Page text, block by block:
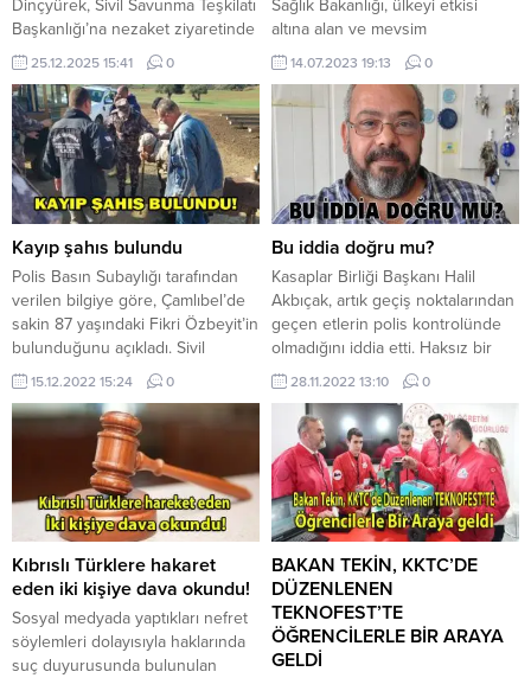
Dinçyürek, Sivil Savunma Teşkilatı
Başkanlığı’na nezaket ziyaretinde
bulundu. Ziyarette, afetlere
hazırlık, kriz yönetimi ve kurumlar
arası iş birliği konuları ele alındı.
Ziyaret sırasında konuşan Sağlık
Bakanı Dr. Hakan Dinçyürek, Sivil
Savunma Teşkilatı’nın ülkede çok
önemli bir misyona sahip
olduğunu vurgulayarak, teşkilatın
afetlere karşı toplumu hazırlama
ve...
25.12.2025 15:41 0
Sağlık Bakanlığı, ülkeyi etkisi
altına alan ve mevsim
normallerinin üzerinde seyreden
sıcaklardan korunmak amacıyla
vatandaşları mecbur kalmadıkça
sokağa çıkmamaları konusunda
uyardı. Sağlık Bakanlığı’ndan
yapılan yazılı açıklamada,
Meteoroloji Dairesi’nin
tahminlerine göre alçak basınç
sisteminin etkisi altına kalan
ülkenin hafta sonunda da sıcak
hava kütlesinin etkisi altında
kalacağına işaret edilerek, halkın
özellikle...
14.07.2023 19:13 0
Kayıp şahıs bulundu
Polis Basın Subaylığı tarafından
verilen bilgiye göre, Çamlıbel’de
sakin 87 yaşındaki Fikri Özbeyit’in
bulunduğunu açıkladı. Sivil
Savunma Teşkilatı’ndan yapılan
açıklamaya göre Özbeyit, teşkilat
ve polis ekiplerinin ortak
çalışması sonucu İkidere
mevkiinde Kılıçarslan- Kalkanlı
eski yolu civarında sağlıklı olarak
bulunduğu açıklandı. Fikri Özbeyit
polis ekiplerince sağlık kontrolleri
için sağlık ocağına sevk...
15.12.2022 15:24 0
Bu iddia doğru mu?
Kasaplar Birliği Başkanı Halil
Akbıçak, artık geçiş noktalarından
geçen etlerin polis kontrolünde
olmadığını iddia etti. Haksız bir
rekabet doğuran, kasabı birbirini
düşüren, halkın sağlığı ile
oynayan bir zihniyet olduğunun
altını çizen Akbıçak, ister domuz
etinin ister dana etinin kapıdan
rahatça geçirilebileceğini
kaydederek, “Kapıdan geçen
etlerde artık polis kontrolü yok”
iddiasında...
28.11.2022 13:10 0
Kıbrıslı Türklere hakaret
eden iki kişiye dava okundu!
Sosyal medyada yaptıkları nefret
söylemleri dolayısıyla haklarında
suç duyurusunda bulunulan
BAKAN TEKİN, KKTC’DE
DÜZENLENEN
TEKNOFEST’TE
ÖĞRENCİLERLE BİR ARAYA
GELDİ